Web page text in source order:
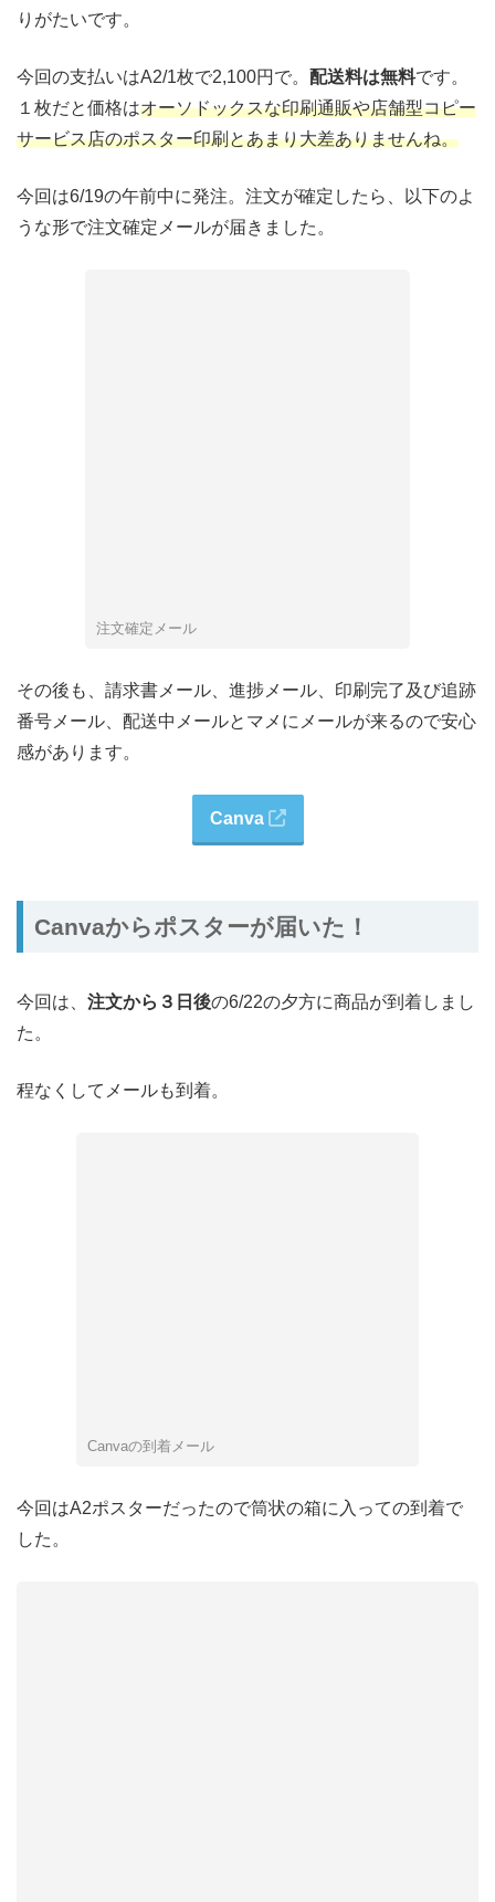
りがたいです。
今回の支払いはA2/1枚で2,100円で。 配送料は無料です。
１枚だと価格はオーソドックスな印刷通販や店舗型コピー
サービス店のポスター印刷とあまり大差ありませんね。
今回は6/19の午前中に発注。注文が確定したら、以下のよ
うな形で注文確定メールが届きました。
注文確定メール
その後も、請求書メール、進捗メール、印刷完了及び追跡
番号メール、配送中メールとマメにメールが来るので安心
感があります。
Canva
Canvaからポスターが届いた！
今回は、 注文から３日後の6/22の夕方に商品が到着しまし
た。
程なくしてメールも到着。
Canvaの到着メール
今回はA2ポスターだったので筒状の箱に入っての到着で
した。